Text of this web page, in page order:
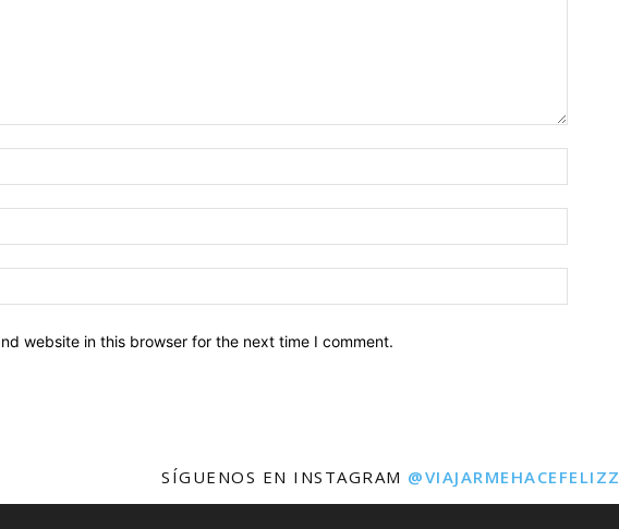
website in this browser for the next time I comment.
SÍGUENOS EN INSTAGRAM @VIAJARMEHACEFELIZZ